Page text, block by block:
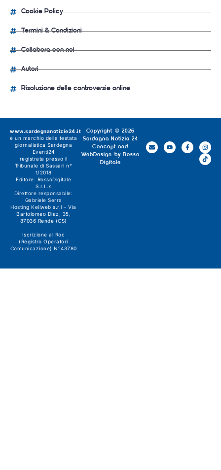
Cookie Policy
Termini & Condizioni
Collabora con noi
Autori
Risoluzione delle controversie online
Copyright © 2026
Sardegna Notizie 24
Concept and
WebDesign by Rosso
Digitale
www.sardegnanotizie24.it
è un marchio della testata
giornalistica Sardegna
Eventi24
registrata presso il
Tribunale di Sassari n°
1/2018
Editore: RossoDigitale
S.r.L.s
Direttore responsabile:
Gabriele Serra
Hosting Keliweb s.r.l – Via
Bartolomeo Diaz, 35,
87036 Rende (CS)
Iscrizione al Roc
(Registro Operatori
Comunicazione) N°43780